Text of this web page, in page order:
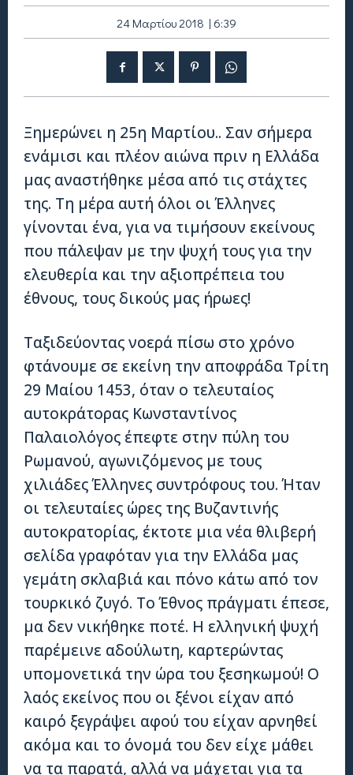
24 Μαρτίου 2018 | 6:39
Ξημερώνει η 25η Μαρτίου.. Σαν σήμερα
ενάμισι και πλέον αιώνα πριν η Ελλάδα
μας αναστήθηκε μέσα από τις στάχτες
της. Τη μέρα αυτή όλοι οι Έλληνες
γίνονται ένα, για να τιμήσουν εκείνους
που πάλεψαν με την ψυχή τους για την
ελευθερία και την αξιοπρέπεια του
έθνους, τους δικούς μας ήρωες!
Ταξιδεύοντας νοερά πίσω στο χρόνο
φτάνουμε σε εκείνη την αποφράδα Τρίτη
29 Μαίου 1453, όταν ο τελευταίος
αυτοκράτορας Κωνσταντίνος
Παλαιολόγος έπεφτε στην πύλη του
Ρωμανού, αγωνιζόμενος με τους
χιλιάδες Έλληνες συντρόφους του. Ήταν
οι τελευταίες ώρες της Βυζαντινής
αυτοκρατορίας, έκτοτε μια νέα θλιβερή
σελίδα γραφόταν για την Ελλάδα μας
γεμάτη σκλαβιά και πόνο κάτω από τον
τουρκικό ζυγό. Το Έθνος πράγματι έπεσε,
μα δεν νικήθηκε ποτέ. Η ελληνική ψυχή
παρέμεινε αδούλωτη, καρτερώντας
υπομονετικά την ώρα του ξεσηκωμού! Ο
λαός εκείνος που οι ξένοι είχαν από
καιρό ξεγράψει αφού του είχαν αρνηθεί
ακόμα και το όνομά του δεν είχε μάθει
να τα παρατά, αλλά να μάχεται για τα